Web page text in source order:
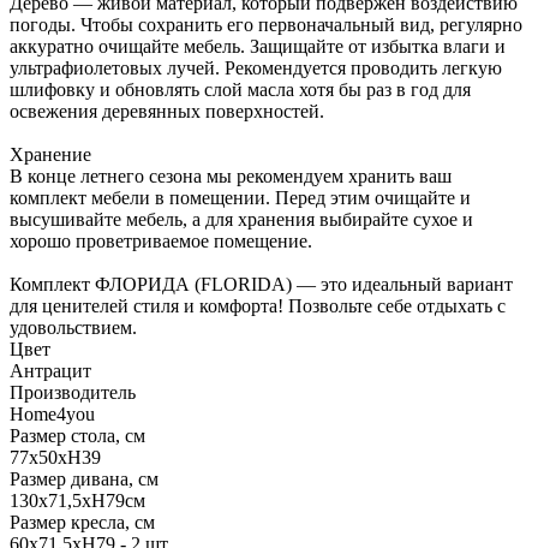
погоды. Чтобы сохранить его первоначальный вид, регулярно
аккуратно очищайте мебель. Защищайте от избытка влаги и
ультрафиолетовых лучей. Рекомендуется проводить легкую
шлифовку и обновлять слой масла хотя бы раз в год для
освежения деревянных поверхностей.
Хранение
В конце летнего сезона мы рекомендуем хранить ваш
комплект мебели в помещении. Перед этим очищайте и
высушивайте мебель, а для хранения выбирайте сухое и
хорошо проветриваемое помещение.
Комплект ФЛОРИДА (FLORIDA) — это идеальный вариант
для ценителей стиля и комфорта! Позвольте себе отдыхать с
удовольствием.
Цвет
Антрацит
Производитель
Home4you
Размер стола, см
77x50xH39
Размер дивана, см
130х71,5хH79см
Размер кресла, см
60x71,5xH79 - 2 шт